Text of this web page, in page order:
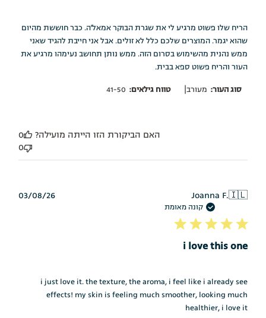
הריח שלו פשוט מרגיע לי את שגרת הבוקר אמאל'ה. כבר חוששת מהיום
שהוא יגמר. המוצרים שלכם כלל לא זולים. אבל אני חייבת להגיד שאני
ממש נהנית מהשימוש בסרום הזה. ממש נותן תחושב נעימהו מרגיע את
העור והריח פשוט ספא בבית.
סוג העור: מעורב| טווח גילאים: 41-50
האם הביקורת הזו הייתה מועילה?
0
0
🇮🇱
Joanna F.
קונה מאומת
i love this one
i just love it. the texture, the aroma, i feel like i already see
effects! my skin is feeling much smoother, looking much
healthier, i love it
תאריך
03/08/26